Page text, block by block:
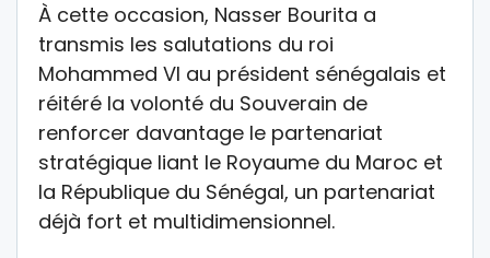
À cette occasion, Nasser Bourita a
transmis les salutations du roi
Mohammed VI au président sénégalais et
réitéré la volonté du Souverain de
renforcer davantage le partenariat
stratégique liant le Royaume du Maroc et
la République du Sénégal, un partenariat
déjà fort et multidimensionnel.